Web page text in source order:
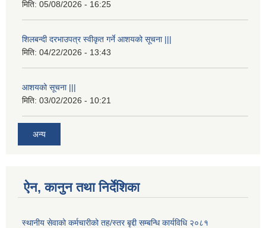
मिति: 05/08/2026 - 16:25
शिलबन्दी दरभाउपत्र स्वीकृत गर्ने आशयको सूचना |||
मिति: 04/22/2026 - 13:43
आशयको सूचना |||
मिति: 03/02/2026 - 10:21
अन्य
ऐन, कानुन तथा निर्देशिका
स्थानीय सेवाको कर्मचारीको तह/स्तर बृद्दी सम्बन्धि कार्यविधि २०८१